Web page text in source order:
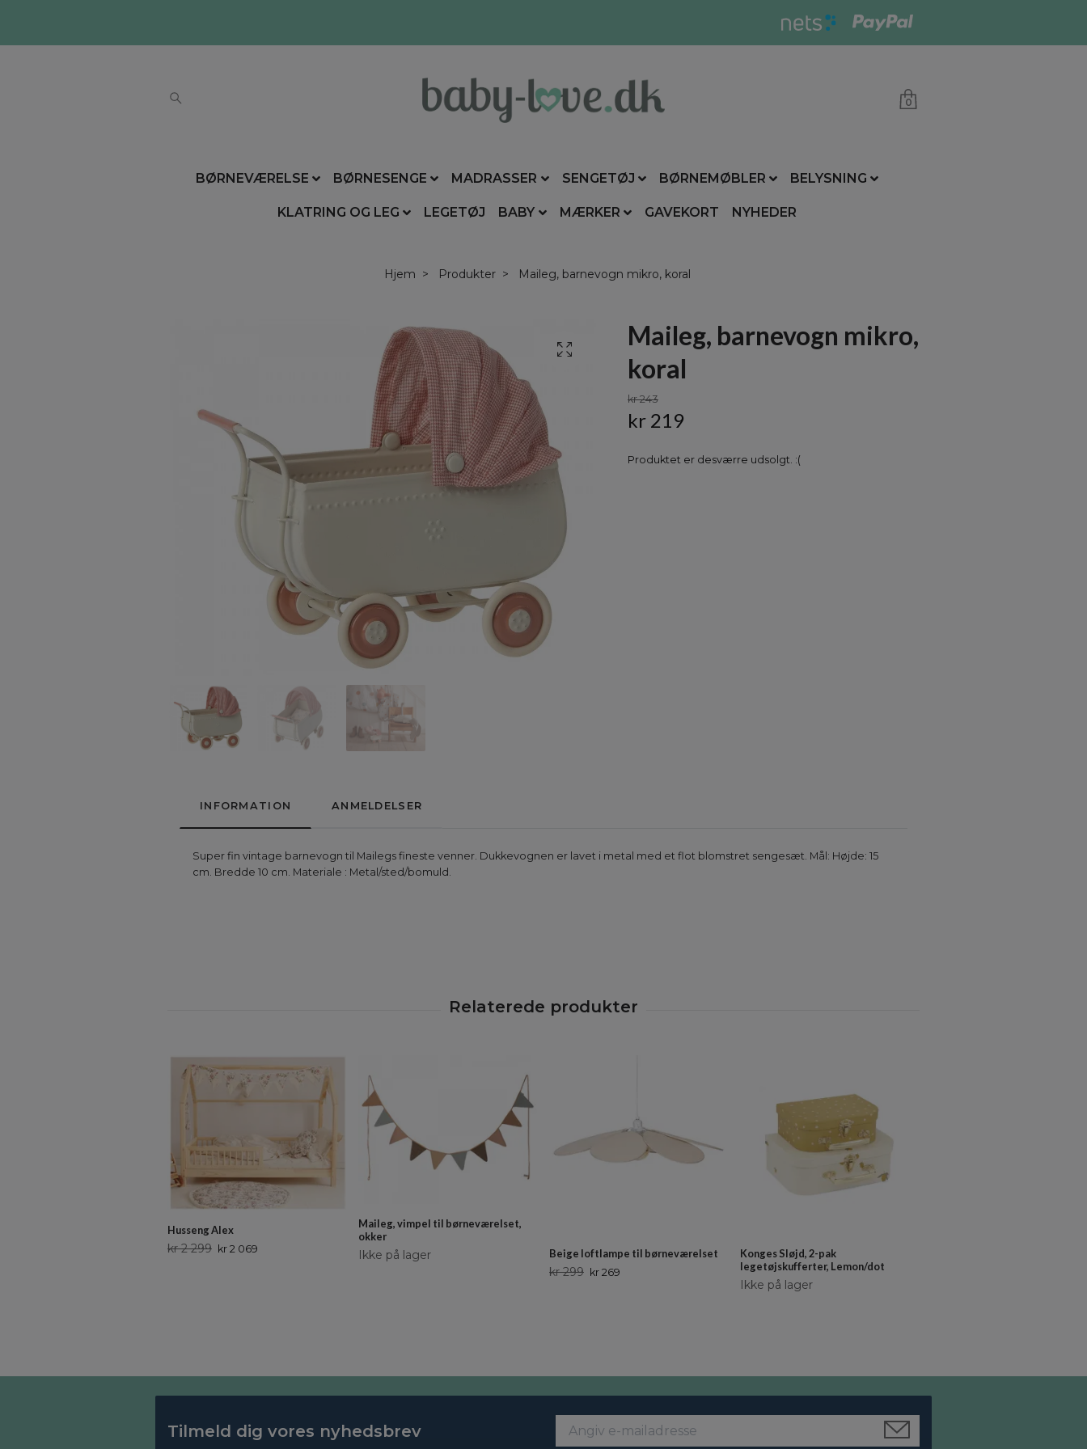
0
BØRNEVÆRELSE BØRNESENGE MADRASSER SENGETØJ BØRNEMØBLER BELYSNING
KLATRING OG LEG LEGETØJ BABY MÆRKER GAVEKORT NYHEDER
Hjem Produkter Maileg, barnevogn mikro, koral
Maileg, barnevogn mikro,
koral
kr 243
kr 219
Produktet er desværre udsolgt. :(
INFORMATION ANMELDELSER
Super fin vintage barnevogn til Mailegs fineste venner. Dukkevognen er lavet i metal med et flot blomstret sengesæt. Mål: Højde: 15
cm. Bredde 10 cm. Materiale : Metal/sted/bomuld.
Husseng Alex
kr 2 299 kr 2 069
Maileg, vimpel til børneværelset,
okker
Ikke på lager Beige loftlampe til børneværelset
kr 299 kr 269
Konges Sløjd, 2-pak
legetøjskufferter, Lemon/dot
Ikke på lager
Tilmeld dig vores nyhedsbrev